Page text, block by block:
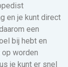
en je kunt direct
een
bij hebt en
op worden
je kunt er snel